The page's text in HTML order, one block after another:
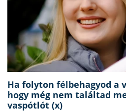
Ha folyton félbehagyod a
hogy még nem találtad
vaspótlót (x)